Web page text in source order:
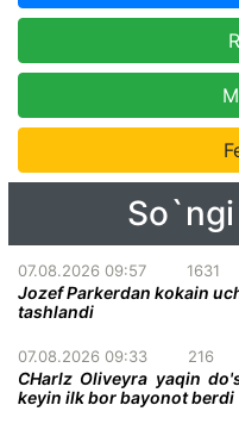
07.08.2026 09:57 1631
Jozef Parkerdan kokain
tashlandi
07.08.2026 09:33 216
CHarlz Oliveyra yaqin
keyin ilk bor bayonot berdi